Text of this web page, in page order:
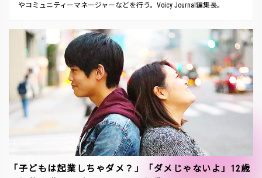
やコミュニティーマネージャーなどを行う。Voicy Journal編集長。
「子どもは起業しちゃダメ？」「ダメじゃないよ」12歳